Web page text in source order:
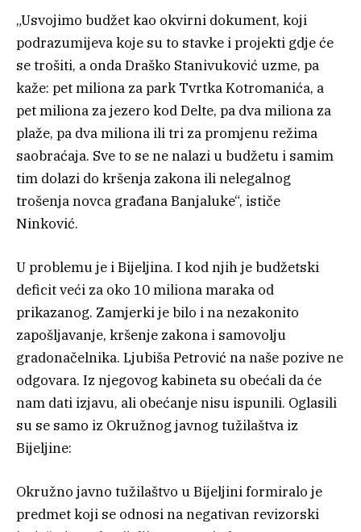
„Usvojimo budžet kao okvirni dokument, koji
podrazumijeva koje su to stavke i projekti gdje će
se trošiti, a onda Draško Stanivuković uzme, pa
kaže: pet miliona za park Tvrtka Kotromanića, a
pet miliona za jezero kod Delte, pa dva miliona za
plaže, pa dva miliona ili tri za promjenu režima
saobraćaja. Sve to se ne nalazi u budžetu i samim
tim dolazi do kršenja zakona ili nelegalnog
trošenja novca građana Banjaluke“, ističe
Ninković.
U problemu je i Bijeljina. I kod njih je budžetski
deficit veći za oko 10 miliona maraka od
prikazanog. Zamjerki je bilo i na nezakonito
zapošljavanje, kršenje zakona i samovolju
gradonačelnika. Ljubiša Petrović na naše pozive ne
odgovara. Iz njegovog kabineta su obećali da će
nam dati izjavu, ali obećanje nisu ispunili. Oglasili
su se samo iz Okružnog javnog tužilaštva iz
Bijeljine:
Okružno javno tužilaštvo u Bijeljini formiralo je
predmet koji se odnosi na negativan revizorski